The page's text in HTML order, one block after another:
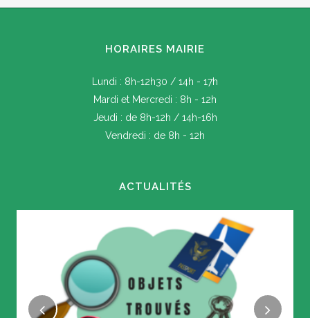
HORAIRES MAIRIE
Lundi : 8h-12h30 / 14h - 17h
Mardi et Mercredi : 8h - 12h
Jeudi : de 8h-12h / 14h-16h
Vendredi : de 8h - 12h
ACTUALITÉS